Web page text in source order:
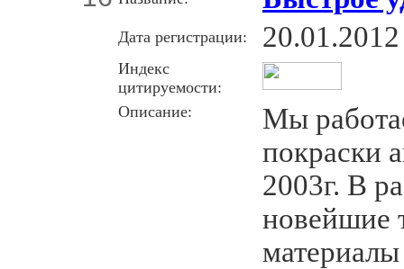
Дата регистрации: 20.01.2012
Индекс
цитируемости:
Описание:
Мы
покраски
2003г. В
новейшие
материалы